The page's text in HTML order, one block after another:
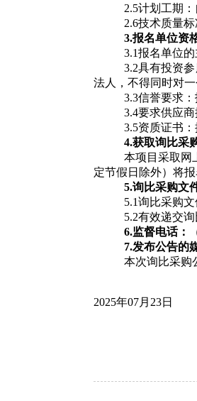
2.5计划工期
2.6技术质量
3.报名单位资
3.1报名单位
3.2具有投资
法人，不得同时对
3.3信誉要求
3.4要求供应
3.5资质证书
4.获取询比采
本项目采取网
定节假日除外）将
5.询比采购文
5.1询比采购
5.2有效递交
6.监督电话：
7.发布公告的
本次询比采购
2025年07月23日